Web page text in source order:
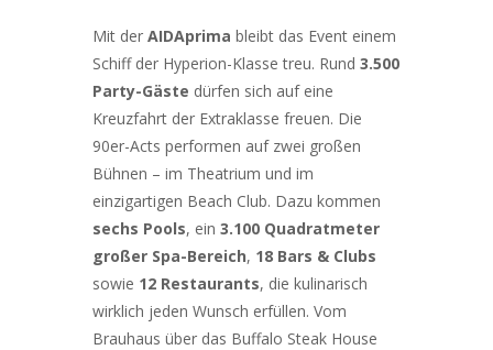
Mit der AIDAprima bleibt das Event einem
Schiff der Hyperion-Klasse treu. Rund 3.500
Party-Gäste dürfen sich auf eine
Kreuzfahrt der Extraklasse freuen. Die
90er-Acts performen auf zwei großen
Bühnen – im Theatrium und im
einzigartigen Beach Club. Dazu kommen
sechs Pools, ein 3.100 Quadratmeter
großer Spa-Bereich, 18 Bars & Clubs
sowie 12 Restaurants, die kulinarisch
wirklich jeden Wunsch erfüllen. Vom
Brauhaus über das Buffalo Steak House